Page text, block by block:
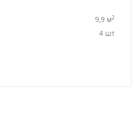
9,9 м2
4 шт